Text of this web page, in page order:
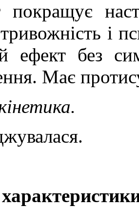
покращує
і
ефект без
Має